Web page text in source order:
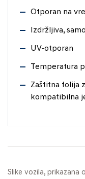
Otporan na
Izdržljiva,
UV-otporan
Temperatura
Zaštitna folija
kompatibilna
Slike vozila, prikazana